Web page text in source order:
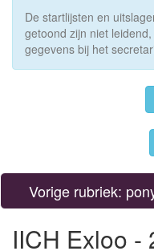
De startlijsten en
getoond zijn niet
gegevens bij het
Vorige rubriek:
IICH Exloo -